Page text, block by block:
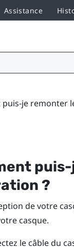
Assistance
puis-je remonter
?
de votre
casque.
le câble du